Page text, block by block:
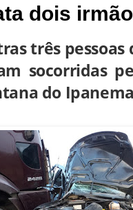
dois
três
socorridas
do